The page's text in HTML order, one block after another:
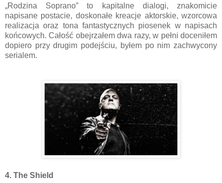
„Rodzina Soprano” to kapitalne dialogi, znakomicie
napisane postacie, doskonałe kreacje aktorskie, wzorcowa
realizacja oraz tona fantastycznych piosenek w napisach
końcowych. Całość obejrzałem dwa razy, w pełni doceniłem
dopiero przy drugim podejściu, byłem po nim zachwycony
serialem.
4. The Shield